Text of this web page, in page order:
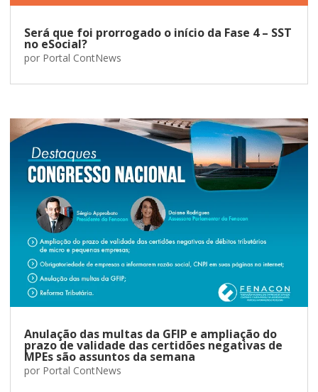
Será que foi prorrogado o início da Fase 4 – SST
no eSocial?
por Portal ContNews
Anulação das multas da GFIP e ampliação do
prazo de validade das certidões negativas de
MPEs são assuntos da semana
por Portal ContNews